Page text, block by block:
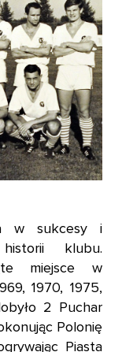
w sukcesy i
klubu.
miejsce w
1970, 1975,
2 Puchar
Polonię
Piasta